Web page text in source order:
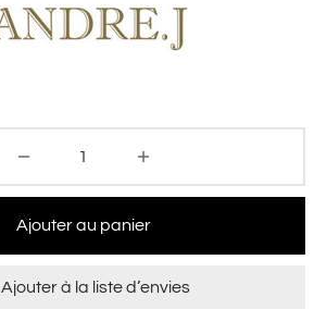
Ajouter au panier
Ajouter à la liste d’envies